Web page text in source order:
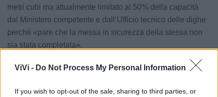
ViVi - Do Not Process My Personal Information
If you wish to opt-out of the sale, sharing to third parties, or
metri cubi ma attualmente limitato al 50% della capacità
dal Ministero competente e dall’Ufficio tecnico delle dighe
perché «pare che la messa in sicurezza della stessa non
sia stata completata».
I dati forniti dall’Autorità di Bacino confermano la gravità
di metri cubi di acqua a fronte dei 29 milioni dello scorso